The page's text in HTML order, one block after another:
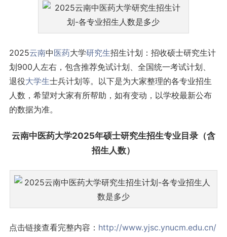
2025云南中医药大学研究生招生计划：招收硕士研究生计
划900人左右，包含推荐免试计划、全国统一考试计划、
退役大学生士兵计划等。以下是为大家整理的各专业招生
人数，希望对大家有所帮助，如有变动，以学校最新公布
的数据为准。
云南中医药大学2025年硕士研究生招生专业目录（含
招生人数）
点击链接查看完整内容： http://www.yjsc.ynucm.edu.cn/